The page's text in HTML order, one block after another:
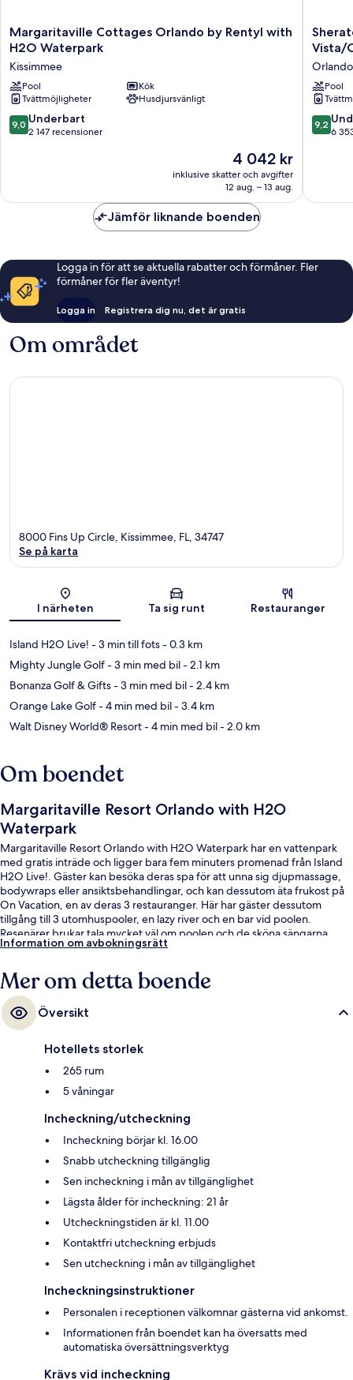
Margaritaville
Cottages
by
Rentyl
with
H2O
Waterpark
Margaritaville Cottages Orlando by Rentyl with
H2O Waterpark
Kissimmee
Pool
Kök
Tvättmöjligheter
Husdjursvänligt
9.0
av
9,0 Underbart
2 147 recensioner
Priset
är
4 042 kr
4 042 kr
inklusive skatter och avgifter
12 aug. – 13 aug.
Vistana
Resort
Villas,
Lake
Buena
Vista/
Orlando
Vista/
Orlando
Pool
9.2
av
9,2
6
Jämför liknande boenden
Logga in för att se aktuella rabatter och förmåner. Fler
förmåner för fler äventyr!
Logga in Registrera dig nu, det är gratis
Om området
Karta
8000 Fins Up Circle, Kissimmee, FL, 34747
Se på karta
I närheten Ta sig runt Restauranger
Island H2O Live! - 3 min till fots- 0.3 km
Mighty Jungle Golf- 3 min med bil- 2.1 km
Bonanza Golf & Gifts- 3 min med bil- 2.4 km
Orange Lake Golf- 4 min med bil- 3.4 km
Walt Disney World® Resort- 4 min med bil- 2.0 km
Om boendet
Margaritaville Resort Orlando with H2O
Waterpark
Margaritaville Resort Orlando with H2O Waterpark har en vattenpark
med gratis inträde och ligger bara fem minuters promenad från Island
H2O Live!. Gäster kan besöka deras spa för att unna sig djupmassage,
bodywraps eller ansiktsbehandlingar, och kan dessutom äta frukost på
On Vacation, en av deras 3 restauranger. Här har gäster dessutom
tillgång till 3 utomhuspooler, en lazy river och en bar vid poolen.
Resenärer brukar tala mycket väl om poolen och de sköna sängarna.
Information om avbokningsrätt
Mer om detta boende
Översikt
Hotellets storlek
265 rum
5 våningar
Incheckning/utcheckning
Incheckning börjar kl. 16.00
Snabb utcheckning tillgänglig
Sen incheckning i mån av tillgänglighet
Lägsta ålder för incheckning: 21 år
Utcheckningstiden är kl. 11.00
Kontaktfri utcheckning erbjuds
Sen utcheckning i mån av tillgänglighet
Incheckningsinstruktioner
Personalen i receptionen välkomnar gästerna vid ankomst.
Informationen från boendet kan ha översatts med
automatiska översättningsverktyg
Krävs vid incheckning